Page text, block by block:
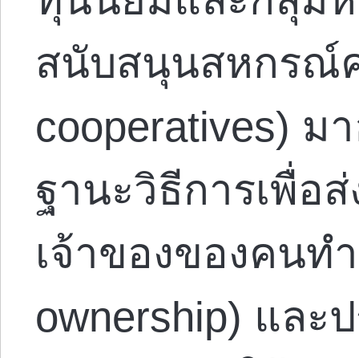
สนับสนุนสหกรณ์
cooperatives) ม
ฐานะวิธีการเพื่อ
เจ้าของของคนท
ownership) และ